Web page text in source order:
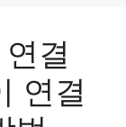
결
연결